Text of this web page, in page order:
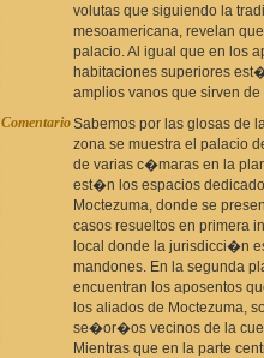
volutas que siguiendo la
mesoamericana, revelan
palacio. Al igual que en los
habitaciones superiores
amplios vanos que sirven de
ComentarioSabemos por las glosas de
zona se muestra el palacio
de varias c�maras en la
est�n los espacios
Moctezuma, donde se
casos resueltos en primera
local donde la jurisdicci�n
mandones. En la segunda
encuentran los aposentos
los aliados de Moctezuma,
se�or�os vecinos de la
Mientras que en la parte